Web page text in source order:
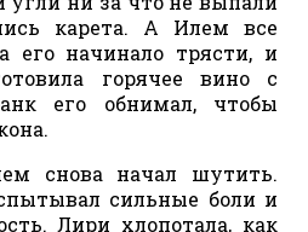
карета. А Илем все
его начинало трясти, и
горячее вино с
его обнимал, чтобы
снова начал шутить.
сильные боли и
Лири хлопотала, как